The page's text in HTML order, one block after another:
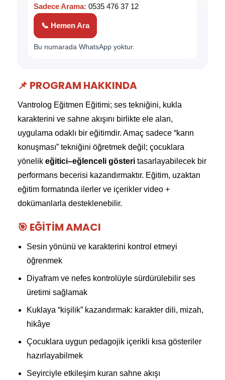
Sadece Arama: 0535 476 37 12
📞 Hemen Ara
Bu numarada WhatsApp yoktur.
📌 PROGRAM HAKKINDA
Vantrolog Eğitmen Eğitimi; ses tekniğini, kukla
karakterini ve sahne akışını birlikte ele alan,
uygulama odaklı bir eğitimdir. Amaç sadece “karın
konuşması” tekniğini öğretmek değil; çocuklara
yönelik eğitici–eğlenceli gösteri tasarlayabilecek bir
performans becerisi kazandırmaktır. Eğitim, uzaktan
eğitim formatında ilerler ve içerikler video +
dokümanlarla desteklenebilir.
🎯 EĞITIM AMACI
Sesin yönünü ve karakterini kontrol etmeyi
öğrenmek
Diyafram ve nefes kontrolüyle sürdürülebilir ses
üretimi sağlamak
Kuklaya “kişilik” kazandırmak: karakter dili, mizah,
hikâye
Çocuklara uygun pedagojik içerikli kısa gösteriler
hazırlayabilmek
Seyirciyle etkileşim kuran sahne akışı